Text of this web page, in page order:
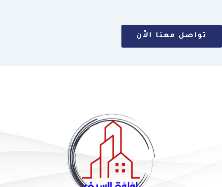
تواصل معنا الاًن